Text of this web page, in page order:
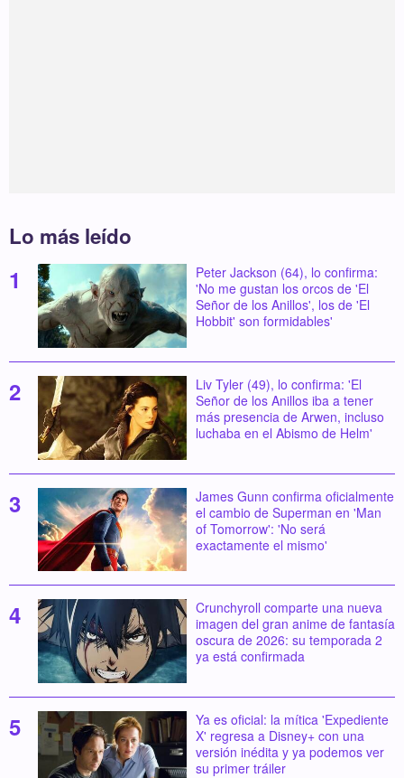
Lo más leído
Peter Jackson (64), lo confirma:
'No me gustan los orcos de 'El
Señor de los Anillos', los de 'El
Hobbit' son formidables'
Liv Tyler (49), lo confirma: 'El
Señor de los Anillos iba a tener
más presencia de Arwen, incluso
luchaba en el Abismo de Helm'
James Gunn confirma oficialmente
el cambio de Superman en 'Man
of Tomorrow': 'No será
exactamente el mismo'
Crunchyroll comparte una nueva
imagen del gran anime de fantasía
oscura de 2026: su temporada 2
ya está confirmada
Ya es oficial: la mítica 'Expediente
X' regresa a Disney+ con una
versión inédita y ya podemos ver
su primer tráiler